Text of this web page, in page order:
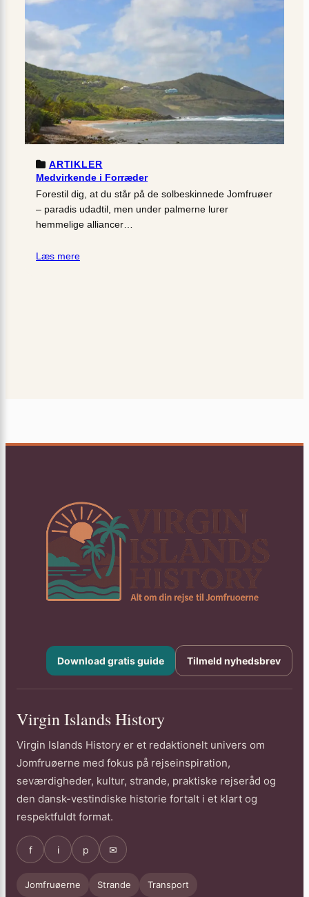
ARTIKLER
Medvirkende i Forræder
Forestil dig, at du står på de solbeskinnede Jomfruøer
– paradis udadtil, men under palmerne lurer
hemmelige alliancer…
Læs mere
Download gratis guide Tilmeld nyhedsbrev
Virgin Islands History
Virgin Islands History er et redaktionelt univers om
Jomfruøerne med fokus på rejseinspiration,
seværdigheder, kultur, strande, praktiske rejseråd og
den dansk-vestindiske historie fortalt i et klart og
respektfuldt format.
f i p ✉
Jomfruøerne Strande Transport